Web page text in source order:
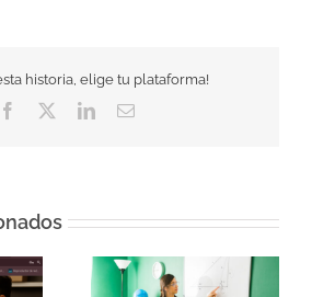
historia, elige tu plataforma!
Facebook
TwitterLinkedInCorreo